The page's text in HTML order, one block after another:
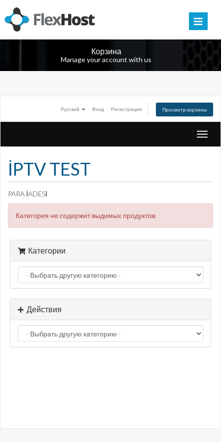
Корзина
Manage your account with us
Русский Вход Регистрация Просмотр корзины
İPTV TEST
PARA İADESİ
Категория не содержит выдимых продуктов
Категории
Действия